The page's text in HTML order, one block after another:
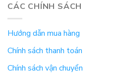
CÁC CHÍNH SÁCH
Hướng dẫn mua hàng
Chính sách thanh toán
Chính sách vận chuyển